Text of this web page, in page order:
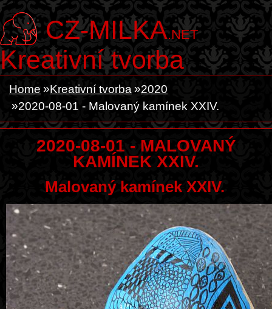
CZ-MILKA.NET
Kreativní tvorba
Home Kreativní tvorba
2020
2020-08-01 - Malovaný kamínek XXIV.
2020-08-01 - MALOVANÝ
KAMÍNEK XXIV.
Malovaný kamínek XXIV.